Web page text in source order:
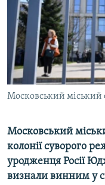
СПЕЦПРОЕКТИ
ДЕПОРТАЦІЯ
ВІДЕОУРОКИ «ELIFBE»
СВІДЧЕННЯ ОКУПАЦІЇ
УКРАЇНСЬКА
ЯК ОБІЙТИ
Русский
Qırımtatar
Усі сайти RFE/RL
Московський міський
Московський
колонії суворого
уродженця Росії
визнали винним у